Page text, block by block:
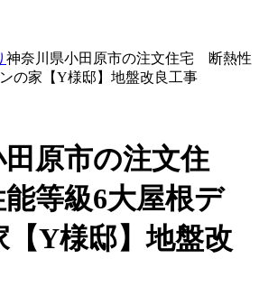
神奈川県小田原市の注文住宅 断熱性
の家【Y様邸】地盤改良工事
原市の注文住
等級6大屋根デ
Y様邸】地盤改